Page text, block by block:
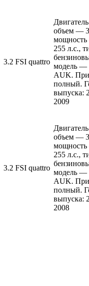
3.2 FSI quattro
объем —
255 л.с.,
модель —
AUK.
полный.
выпуска:
2009
3.2 FSI quattro
объем —
255 л.с.,
модель —
AUK.
полный.
выпуска:
2008